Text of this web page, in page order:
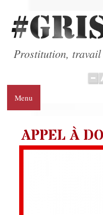
Prostitution, travail
Menu
APPEL À